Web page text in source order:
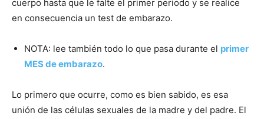
cuerpo hasta que le falte el primer periodo y se realice
en consecuencia un test de embarazo.
NOTA: lee también todo lo que pasa durante el primer
MES de embarazo.
Lo primero que ocurre, como es bien sabido, es esa
unión de las células sexuales de la madre y del padre. El